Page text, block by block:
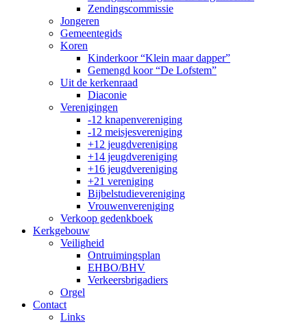
Zendingscommissie
Jongeren
Gemeentegids
Koren
Kinderkoor “Klein maar dapper”
Gemengd koor “De Lofstem”
Uit de kerkenraad
Diaconie
Verenigingen
-12 knapenvereniging
-12 meisjesvereniging
+12 jeugdvereniging
+14 jeugdvereniging
+16 jeugdvereniging
+21 vereniging
Bijbelstudievereniging
Vrouwenvereniging
Verkoop gedenkboek
Kerkgebouw
Veiligheid
Ontruimingsplan
EHBO/BHV
Verkeersbrigadiers
Orgel
Contact
Links